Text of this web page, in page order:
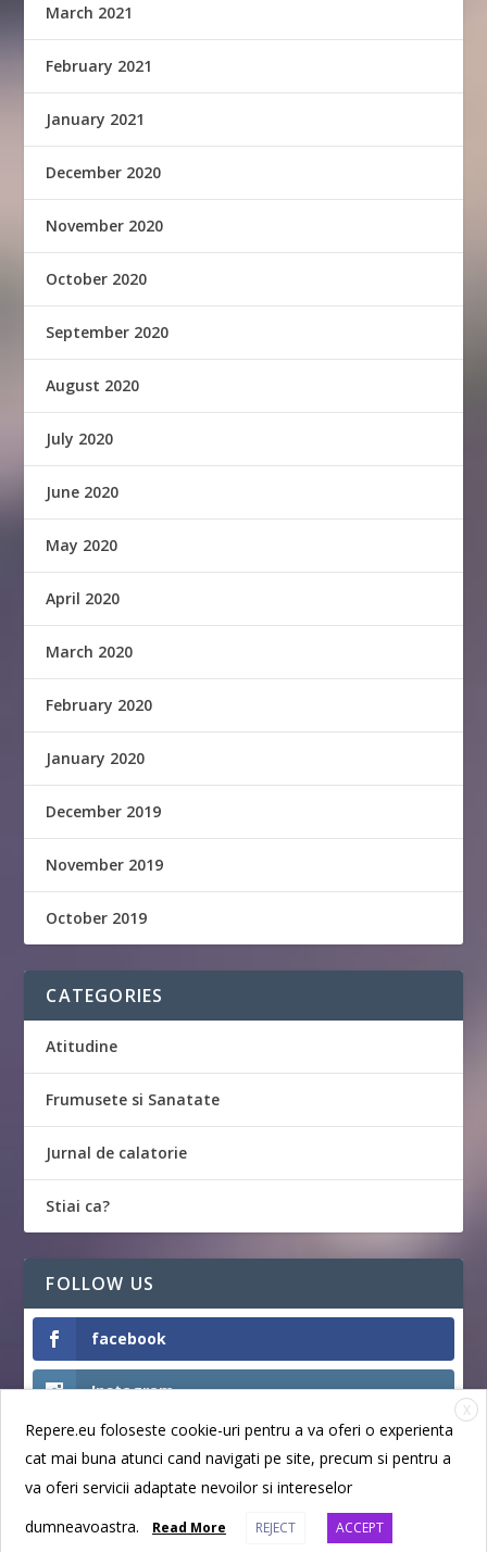
March 2021
February 2021
January 2021
December 2020
November 2020
October 2020
September 2020
August 2020
July 2020
June 2020
May 2020
April 2020
March 2020
February 2020
January 2020
December 2019
November 2019
October 2019
CATEGORIES
Atitudine
Frumusete si Sanatate
Jurnal de calatorie
Stiai ca?
FOLLOW US
facebook
Instagram
Like
X
Repere.eu foloseste cookie-uri pentru a va oferi o experienta
cat mai buna atunci cand navigati pe site, precum si pentru a
va oferi servicii adaptate nevoilor si intereselor
dumneavoastra.
Read More REJECT ACCEPT